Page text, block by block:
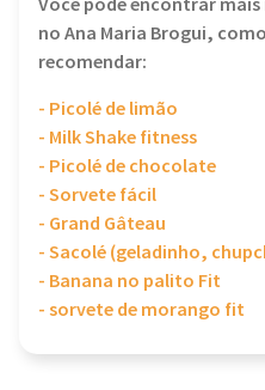
Você pode encontrar mais
no Ana Maria Brogui,
recomendar:
- Picolé de limão
- Milk Shake fitness
- Picolé de chocolate
- Sorvete fácil
- Grand Gâteau
- Sacolé (geladinho,
- Banana no palito Fit
- sorvete de morango fit